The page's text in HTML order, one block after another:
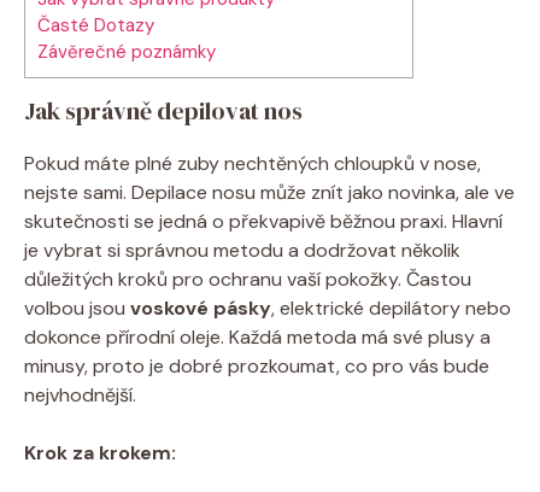
Časté Dotazy
Závěrečné poznámky
Jak správně depilovat nos
Pokud máte plné zuby nechtěných chloupků v nose,
nejste sami. Depilace nosu může znít jako novinka, ale ve
skutečnosti se jedná o překvapivě běžnou praxi. Hlavní
je vybrat si správnou metodu a dodržovat několik
důležitých kroků pro ochranu vaší pokožky. Častou
volbou jsou voskové pásky, elektrické depilátory nebo
dokonce přírodní oleje. Každá metoda má své plusy a
minusy, proto je dobré prozkoumat, co pro vás bude
nejvhodnější.
Krok za krokem: